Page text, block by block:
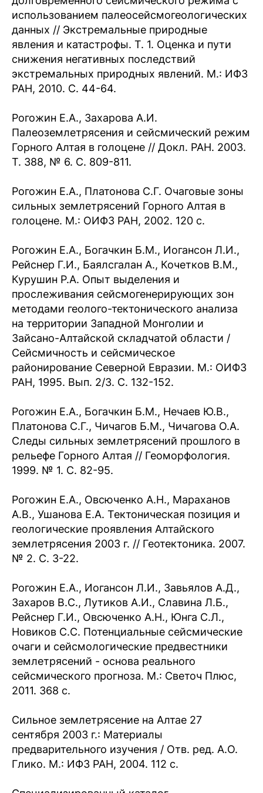
использованием палеосейсмогеологических
данных // Экстремальные природные
явления и катастрофы. Т. 1. Оценка и пути
снижения негативных последствий
экстремальных природных явлений. М.: ИФЗ
РАН, 2010. С. 44-64.
Рогожин Е.А., Захарова А.И.
Палеоземлетрясения и сейсмический режим
Горного Алтая в голоцене // Докл. РАН. 2003.
Т. 388, № 6. С. 809-811.
Рогожин Е.А., Платонова С.Г. Очаговые зоны
сильных землетрясений Горного Алтая в
голоцене. М.: ОИФЗ РАН, 2002. 120 с.
Рогожин Е.А., Богачкин Б.М., Иогансон Л.И.,
Рейснер Г.И., Баялсгалан А., Кочетков В.М.,
Курушин Р.А. Опыт выделения и
прослеживания сейсмогенерирующих зон
методами геолого-тектонического анализа
на территории Западной Монголии и
Зайсано-Алтайской складчатой области /
Сейсмичность и сейсмическое
районирование Северной Евразии. М.: ОИФЗ
РАН, 1995. Вып. 2/3. С. 132-152.
Рогожин Е.А., Богачкин Б.М., Нечаев Ю.В.,
Платонова С.Г., Чичагов Б.М., Чичагова О.А.
Следы сильных землетрясений прошлого в
рельефе Горного Алтая // Геоморфология.
1999. № 1. С. 82-95.
Рогожин Е.А., Овсюченко А.Н., Мараханов
А.В., Ушанова Е.А. Тектоническая позиция и
геологические проявления Алтайского
землетрясения 2003 г. // Геотектоника. 2007.
№ 2. С. 3-22.
Рогожин Е.А., Иогансон Л.И., Завьялов А.Д.,
Захаров В.С., Лутиков А.И., Славина Л.Б.,
Рейснер Г.И., Овсюченко А.Н., Юнга С.Л.,
Новиков С.С. Потенциальные сейсмические
очаги и сейсмологические предвестники
землетрясений - основа реального
сейсмического прогноза. М.: Светоч Плюс,
2011. 368 с.
Сильное землетрясение на Алтае 27
сентября 2003 г.: Материалы
предварительного изучения / Отв. ред. А.О.
Глико. М.: ИФЗ РАН, 2004. 112 с.